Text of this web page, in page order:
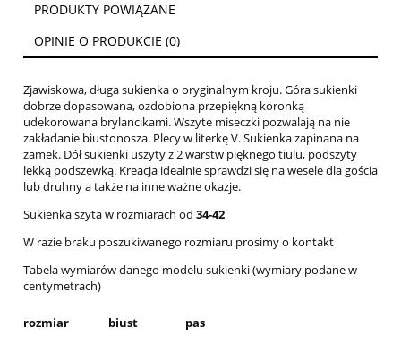
PRODUKTY POWIĄZANE
OPINIE O PRODUKCIE (0)
Zjawiskowa, długa sukienka o oryginalnym kroju. Góra sukienki
dobrze dopasowana, ozdobiona przepiękną koronką
udekorowana brylancikami. Wszyte miseczki pozwalają na nie
zakładanie biustonosza. Plecy w literkę V. Sukienka zapinana na
zamek. Dół sukienki uszyty z 2 warstw pięknego tiulu, podszyty
lekką podszewką. Kreacja idealnie sprawdzi się na wesele dla gościa
lub druhny a także na inne ważne okazje.
Sukienka szyta w rozmiarach od 34-42
W razie braku poszukiwanego rozmiaru prosimy o kontakt
Tabela wymiarów danego modelu sukienki (wymiary podane w
centymetrach)
rozmiar biust pas